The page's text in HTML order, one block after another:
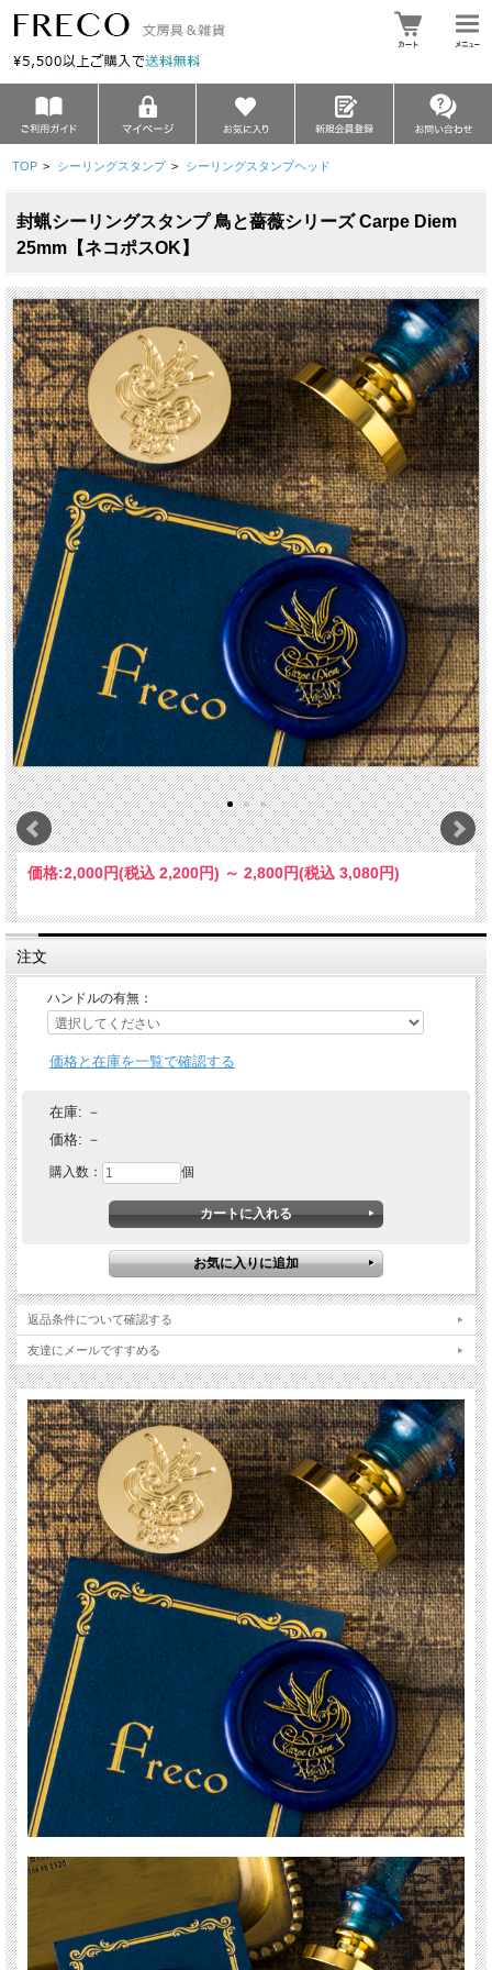
TOP > シーリングスタンプ > シーリングスタンプヘッド
封蝋シーリングスタンプ 鳥と薔薇シリーズ Carpe Diem
25mm【ネコポスOK】
価格:2,000円(税込 2,200円) ～ 2,800円(税込 3,080円)
注文
ハンドルの有無：
価格と在庫を一覧で確認する
在庫: －
価格: －
購入数： 個
返品条件について確認する
友達にメールですすめる